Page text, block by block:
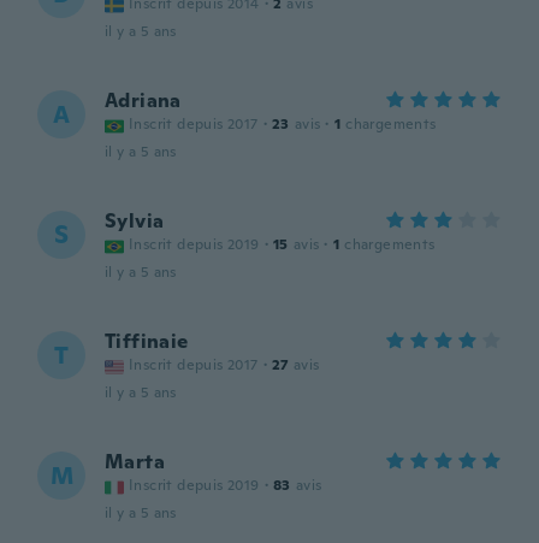
il y a 5 ans
A Adriana
Inscrit depuis 2017 · 23 avis · 1 chargements
il y a 5 ans
S Sylvia
Inscrit depuis 2019 · 15 avis · 1 chargements
il y a 5 ans
T Tiffinaie
Inscrit depuis 2017 · 27 avis
il y a 5 ans
M Marta
Inscrit depuis 2019 · 83 avis
il y a 5 ans